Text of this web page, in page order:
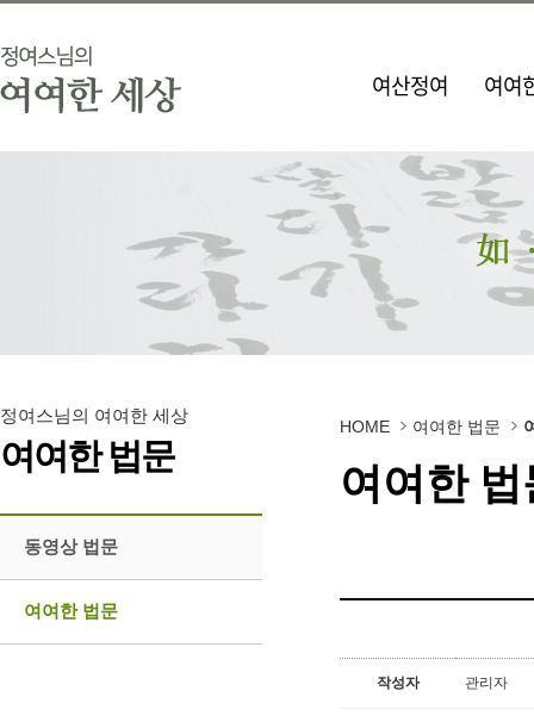
여산정여 여여
정여스님의 여여한 세상
여여한 법문
동영상 법문
여여한 법문
HOME 여여한 법문
여여한 법
작성자 관리자